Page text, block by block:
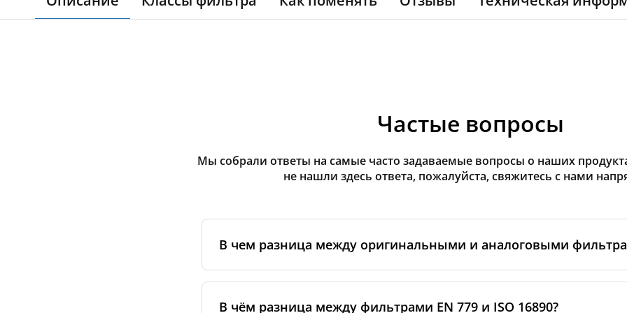
Частые вопросы
Мы собрали ответы на самые часто задаваемые вопросы о наших
не нашли здесь ответа, пожалуйста, свяжитесь с нами
В чем разница между оригинальными и аналоговыми
сертифицированными производственными партнёрами. Такие фильтры
В чём разница между фильтрами EN 779 и ISO 16890?